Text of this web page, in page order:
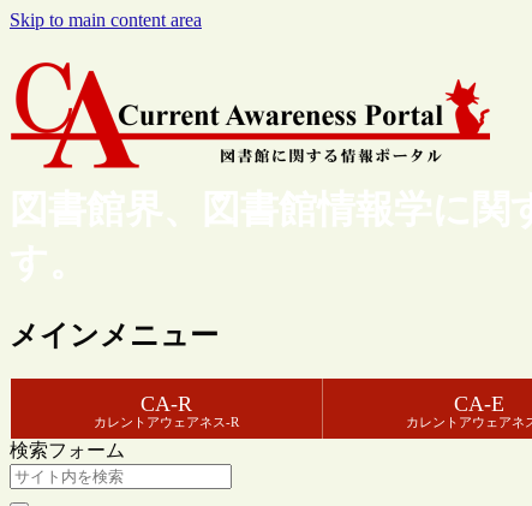
Skip to main content area
図書館界、図書館情報学に
す。
メインメニュー
CA-R
カレントアウェアネス-R
CA-E
カレントアウェアネ
検索フォーム